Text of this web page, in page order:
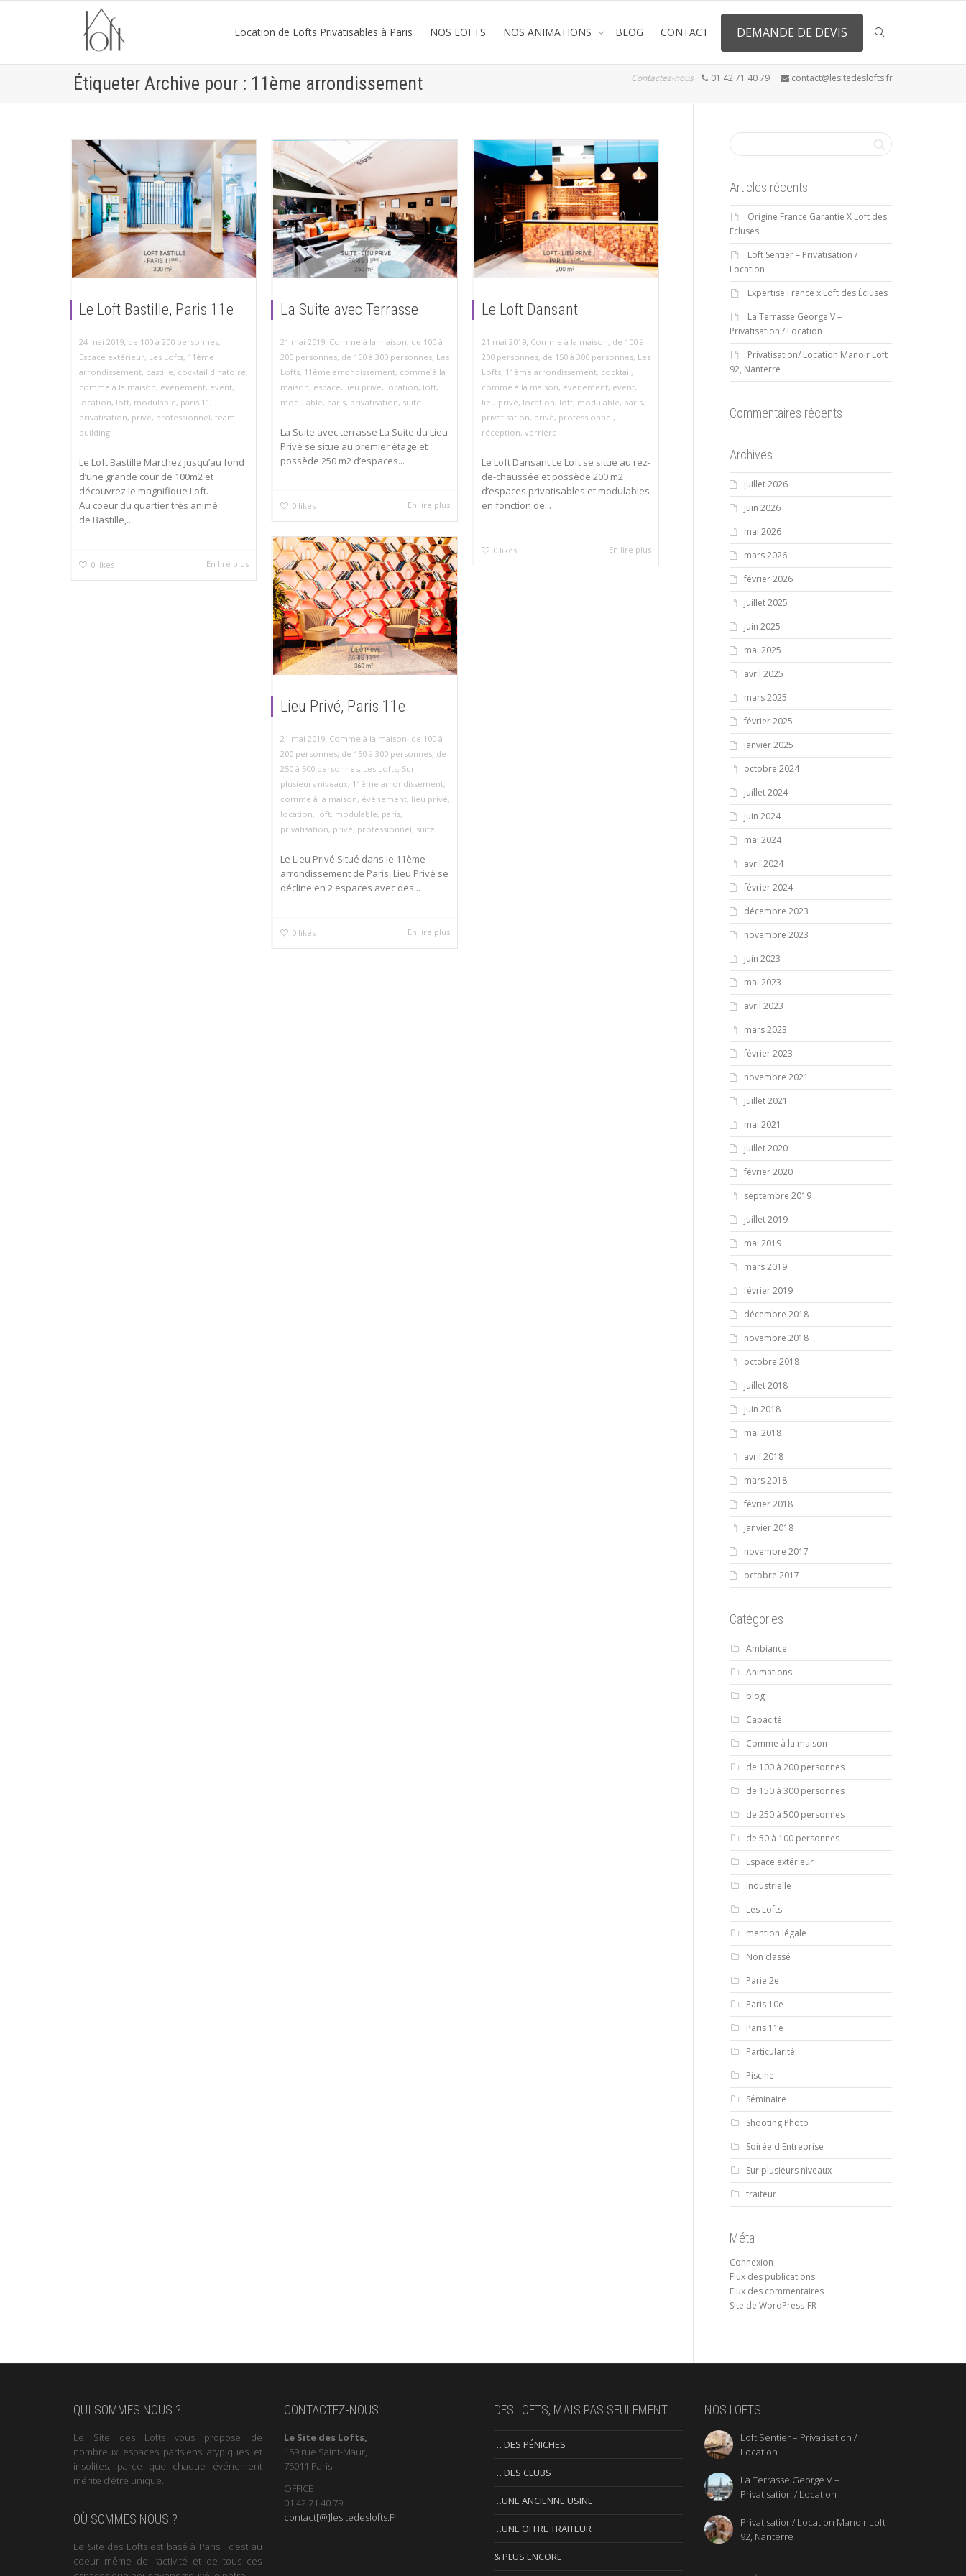
Location de Lofts Privatisables à Paris NOS LOFTS NOS ANIMATIONS BLOG CONTACT DEMANDE DE DEVIS
Étiqueter Archive pour : 11ème arrondissement Contactez-nous 01 42 71 40 79 contact@lesitedeslofts.fr
Le Loft Bastille, Paris 11e
24 mai 2019, de 100 à 200 personnes,
Espace extérieur, Les Lofts, 11ème
arrondissement, bastille, cocktail dinatoire,
comme à la maison, événement, event,
location, loft, modulable, paris 11 ,
privatisation, privé, professionnel, team
building
Le Loft Bastille Marchez jusqu’au fond
d’une grande cour de 100m2 et
découvrez le magnifique Loft.
Au coeur du quartier très animé
de Bastille,...
0 likes En lire plus
La Suite avec Terrasse
21 mai 2019, Comme à la maison, de 100 à
200 personnes, de 150 à 300 personnes, Les
Lofts, 11ème arrondissement, comme à la
maison, espace, lieu privé, location, loft,
modulable, paris, privatisation, suite
La Suite avec terrasse La Suite du Lieu
Privé se situe au premier étage et
possède 250 m2 d’espaces...
0 likes En lire plus
Le Loft Dansant
21 mai 2019, Comme à la maison, de 100 à
200 personnes, de 150 à 300 personnes, Les
Lofts, 11ème arrondissement, cocktail,
comme à la maison, événement, event,
lieu privé, location, loft, modulable, paris,
privatisation, privé, professionnel,
réception, verrière
Le Loft Dansant Le Loft se situe au rez-
de-chaussée et possède 200 m2
d’espaces privatisables et modulables
en fonction de...
0 likes En lire plus
Lieu Privé, Paris 11e
21 mai 2019, Comme à la maison, de 100 à
200 personnes, de 150 à 300 personnes, de
250 à 500 personnes, Les Lofts, Sur
plusieurs niveaux, 11ème arrondissement,
comme à la maison, événement, lieu privé,
location, loft, modulable, paris,
privatisation, privé, professionnel, suite
Le Lieu Privé Situé dans le 11ème
arrondissement de Paris, Lieu Privé se
décline en 2 espaces avec des...
0 likes En lire plus
Articles récents
Origine France Garantie X Loft des
Écluses
Loft Sentier – Privatisation /
Location
Expertise France x Loft des Écluses
La Terrasse George V –
Privatisation / Location
Privatisation/ Location Manoir Loft
92, Nanterre
Commentaires récents
Archives
juillet 2026
juin 2026
mai 2026
mars 2026
février 2026
juillet 2025
juin 2025
mai 2025
avril 2025
mars 2025
février 2025
janvier 2025
octobre 2024
juillet 2024
juin 2024
mai 2024
avril 2024
février 2024
décembre 2023
novembre 2023
juin 2023
mai 2023
avril 2023
mars 2023
février 2023
novembre 2021
juillet 2021
mai 2021
juillet 2020
février 2020
septembre 2019
juillet 2019
mai 2019
mars 2019
février 2019
décembre 2018
novembre 2018
octobre 2018
juillet 2018
juin 2018
mai 2018
avril 2018
mars 2018
février 2018
janvier 2018
novembre 2017
octobre 2017
Catégories
Ambiance
Animations
blog
Capacité
Comme à la maison
de 100 à 200 personnes
de 150 à 300 personnes
de 250 à 500 personnes
de 50 à 100 personnes
Espace extérieur
Industrielle
Les Lofts
mention légale
Non classé
Parie 2e
Paris 10e
Paris 11e
Particularité
Piscine
Séminaire
Shooting Photo
Soirée d'Entreprise
Sur plusieurs niveaux
traiteur
Méta
Connexion
Flux des publications
Flux des commentaires
Site de WordPress-FR
QUI SOMMES NOUS ?
Le Site des Lofts vous propose de
nombreux espaces parisiens atypiques et
insolites, parce que chaque événement
mérite d’être unique.
OÙ SOMMES NOUS ?
Le Site des Lofts est basé à Paris : c’est au
coeur même de l’activité et de tous ces
CONTACTEZ-NOUS
Le Site des Lofts,
159 rue Saint-Maur,
75011 Paris
OFFICE
01.42.71.40.79
contact[@]lesitedeslofts.Fr
DES LOFTS, MAIS PAS SEULEMENT …
… DES PÉNICHES
… DES CLUBS
…UNE ANCIENNE USINE
…UNE OFFRE TRAITEUR
& PLUS ENCORE
NOS LOFTS
Loft Sentier – Privatisation /
Location
La Terrasse George V –
Privatisation / Location
Privatisation/ Location Manoir Loft
92, Nanterre